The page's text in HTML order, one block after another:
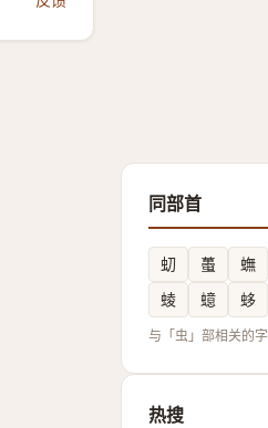
同部首
虭 蠆 蟱
䗀
䗷 蛥
与「虫」部相关的字
热搜